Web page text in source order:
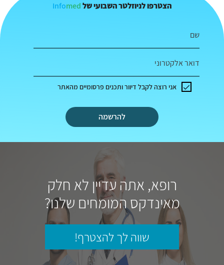
הצטרפו לניוזלטר השבועי של Infomed
שם
דואר אלקטרוני
להרשמה
אני רוצה לקבל דיוור ותכנים פרסומיים מהאתר
רופא, אתה עדיין לא חלק
מאינדקס המומחים שלנו?
שווה לך להצטרף!